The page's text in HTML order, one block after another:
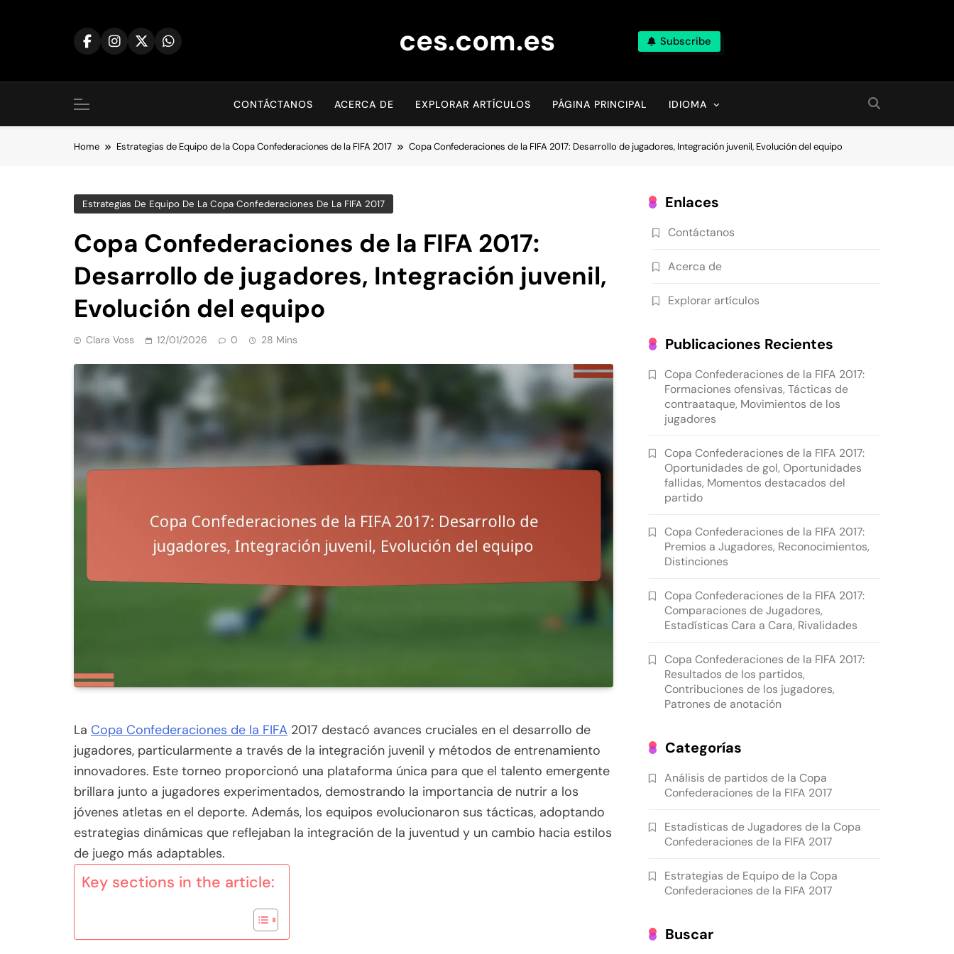
ces.com.es Subscribe
CONTÁCTANOS ACERCA DE EXPLORAR ARTÍCULOS PÁGINA PRINCIPAL IDIOMA
Home Estrategias de Equipo de la Copa Confederaciones de la FIFA 2017 Copa Confederaciones de la FIFA 2017: Desarrollo de jugadores, Integración juvenil, Evolución del equipo
Estrategias De Equipo De La Copa Confederaciones De La FIFA 2017
Copa Confederaciones de la FIFA 2017:
Desarrollo de jugadores, Integración juvenil,
Evolución del equipo
Clara Voss 12/01/2026 0 28 Mins
La Copa Confederaciones de la FIFA 2017 destacó avances cruciales en el desarrollo de
jugadores, particularmente a través de la integración juvenil y métodos de entrenamiento
innovadores. Este torneo proporcionó una plataforma única para que el talento emergente
brillara junto a jugadores experimentados, demostrando la importancia de nutrir a los
jóvenes atletas en el deporte. Además, los equipos evolucionaron sus tácticas, adoptando
estrategias dinámicas que reflejaban la integración de la juventud y un cambio hacia estilos
de juego más adaptables.
Key sections in the article:
Enlaces
Contáctanos
Acerca de
Explorar artículos
Publicaciones Recientes
Copa Confederaciones de la FIFA 2017:
Formaciones ofensivas, Tácticas de
contraataque, Movimientos de los
jugadores
Copa Confederaciones de la FIFA 2017:
Oportunidades de gol, Oportunidades
fallidas, Momentos destacados del
partido
Copa Confederaciones de la FIFA 2017:
Premios a Jugadores, Reconocimientos,
Distinciones
Copa Confederaciones de la FIFA 2017:
Comparaciones de Jugadores,
Estadísticas Cara a Cara, Rivalidades
Copa Confederaciones de la FIFA 2017:
Resultados de los partidos,
Contribuciones de los jugadores,
Patrones de anotación
Categorías
Análisis de partidos de la Copa
Confederaciones de la FIFA 2017
Estadísticas de Jugadores de la Copa
Confederaciones de la FIFA 2017
Estrategias de Equipo de la Copa
Confederaciones de la FIFA 2017
Buscar